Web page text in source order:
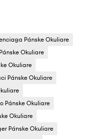
Pánske Okuliare
Okuliare
Okuliare
Pánske Okuliare
Pánske Okuliare
Okuliare
Pánske Okuliare